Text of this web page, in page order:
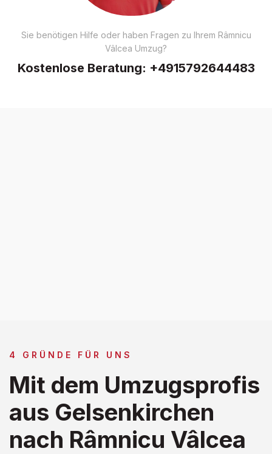
Sie benötigen Hilfe oder haben Fragen zu Ihrem Râmnicu
Vâlcea Umzug?
Kostenlose Beratung: +4915792644483
4 GRÜNDE FÜR UNS
Mit dem Umzugsprofis
aus Gelsenkirchen
nach Râmnicu Vâlcea